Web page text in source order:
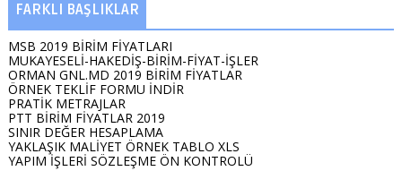
FARKLI BAŞLIKLAR
MSB 2019 BİRİM FİYATLARI
MUKAYESELİ-HAKEDİŞ-BİRİM-FİYAT-İŞLER
ORMAN GNL.MD 2019 BİRİM FİYATLAR
ÖRNEK TEKLİF FORMU İNDİR
PRATİK METRAJLAR
PTT BİRİM FİYATLAR 2019
SINIR DEĞER HESAPLAMA
YAKLAŞIK MALİYET ÖRNEK TABLO XLS
YAPIM İŞLERİ SÖZLEŞME ÖN KONTROLÜ